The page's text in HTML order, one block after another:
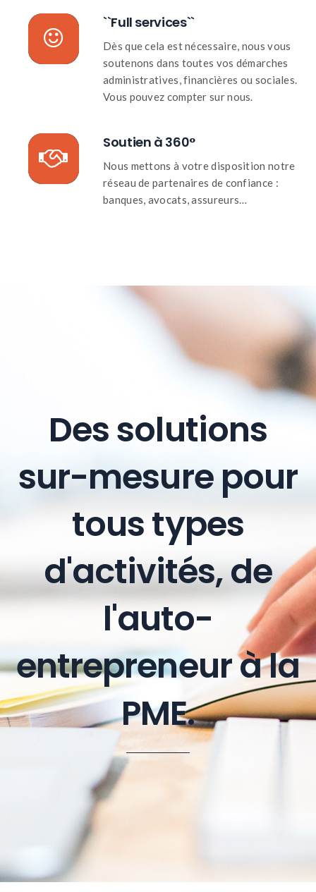
``Full services``
Dès que cela est nécessaire, nous vous
soutenons dans toutes vos démarches
administratives, financières ou sociales.
Vous pouvez compter sur nous.
Soutien à 360°
Nous mettons à votre disposition notre
réseau de partenaires de confiance :
banques, avocats, assureurs…
Des solutions
sur-mesure pour
tous types
d'activités, de
l'auto-
entrepreneur à la
PME.